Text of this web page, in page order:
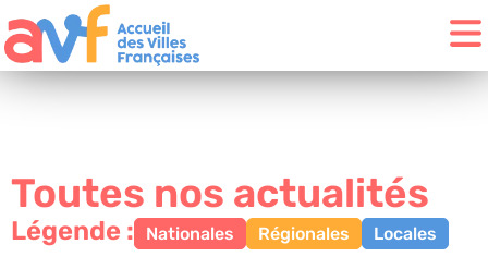
Toutes nos actualités
Légende : Nationales Régionales Locales